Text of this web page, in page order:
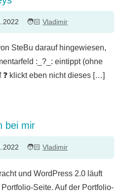
Vladimir
SteBu darauf hingewiesen,
:_?_: eintippt (ohne
klickt eben nicht dieses […]
bei mir
Vladimir
und WordPress 2.0 läuft
Seite. Auf der Portfolio-